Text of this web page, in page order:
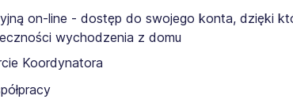
on-line - dostęp do swojego konta, dzięki
wychodzenia z domu
Koordynatora